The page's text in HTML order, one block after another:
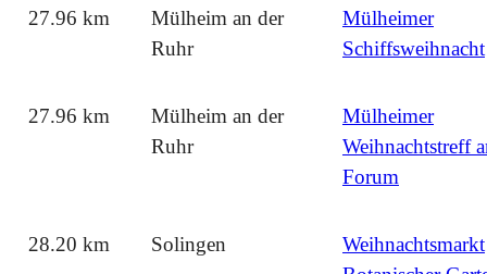
27.96 km
Mülheim an der
Ruhr
Mülheimer
Schiffsweihnacht
27.96 km
Mülheim an der
Ruhr
Mülheimer
Weihnachtstreff
Forum
28.20 km Solingen
Weihnachtsmarkt